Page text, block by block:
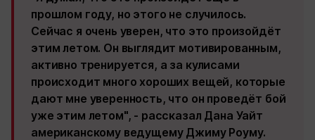
прошлом году, но этого не случилось.
Сейчас я очень уверен, что это произойдёт
этим летом. Он выглядит мотивированным,
активно тренируется, а за кулисами
происходит много хороших вещей, которые
дают мне уверенность, что он проведёт бой
уже этим летом", - рассказал Дана Уайт
американскому ведущему Джиму Роуму.